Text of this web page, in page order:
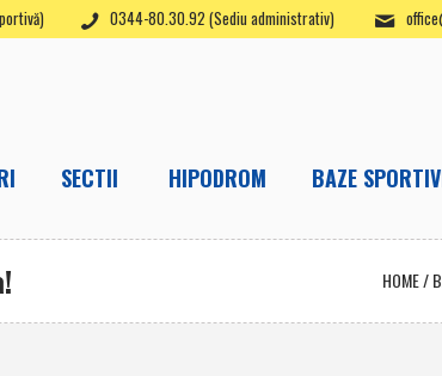
0344-80.30.92 (Sediu administrativ)
SECTII HIPODROM BAZE
HOME/